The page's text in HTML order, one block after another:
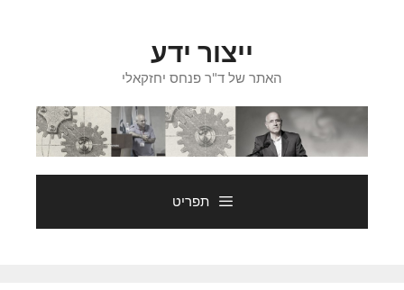
ייצור ידע
האתר של ד"ר פנחס יחזקאלי
תפריט